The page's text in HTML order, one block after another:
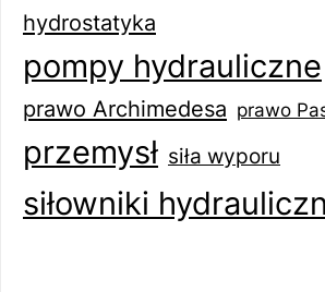
hydrostatyka
pompy hydrauliczne
prawo Archimedesa prawo
przemysł siła wyporu
siłowniki